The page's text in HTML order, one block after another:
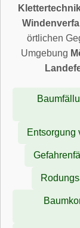
örtlichen
Umgebung
Entsorgung